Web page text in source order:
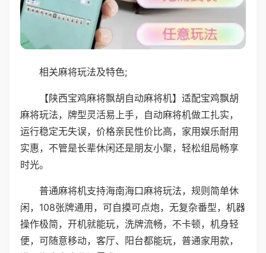
相关麻将玩法及特色;
【陕西宝鸡麻将飘胡自动麻将机】适配宝鸡飘胡
麻将玩法，牌型灵活易上手，自动麻将机做工扎实，
运行稳定无失误，价格亲民性价比高，家用娱乐耐用
实惠，不管是长辈休闲还是朋友小聚，轻松组局畅享
时光。
普通麻将机支持海南海口麻将玩法，规则简单休
闲，108张牌通用，可自摸可点炮，无复杂番型，机器
操作极简，开机就能玩，洗牌流畅，不卡顿，机身轻
便，可随意移动，客厅、阳台都能玩，普通家用款，